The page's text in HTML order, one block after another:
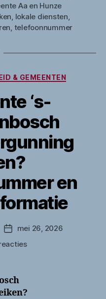
Aa en Hunze
lokale diensten
telefoonnummer
& GEMEENTEN
‘s-
en
Berichtdatum
mei 26, 2026
op
Parkeervergunning